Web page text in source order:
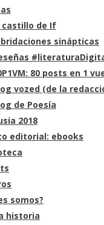
castillo de If
sinápticas
80 posts en 1
vozed (de la
de Poesía
2018
editorial: ebooks
somos?
historia